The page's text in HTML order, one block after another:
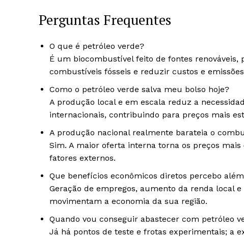
Perguntas Frequentes
O que é petróleo verde?
É um biocombustível feito de fontes renováveis,
combustíveis fósseis e reduzir custos e
Como o petróleo verde salva meu bolso hoje?
A produção local e em escala reduz a
internacionais, contribuindo para preços mais
A produção nacional realmente barateia o
Sim. A maior oferta interna torna os preços
fatores externos.
Que benefícios econômicos diretos percebo
Geração de empregos, aumento da renda local
movimentam a economia da sua região.
Quando vou conseguir abastecer com petróleo
Já há pontos de teste e frotas experimentais; a